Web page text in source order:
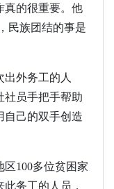
真的很重要。他
民族团结的事是
外务工的人
社员手把手帮助
自己的双手创造
100多位贫困家
务工的人员，